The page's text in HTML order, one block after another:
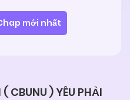
mới nhất
CBUNU ) YÊU PHẢI